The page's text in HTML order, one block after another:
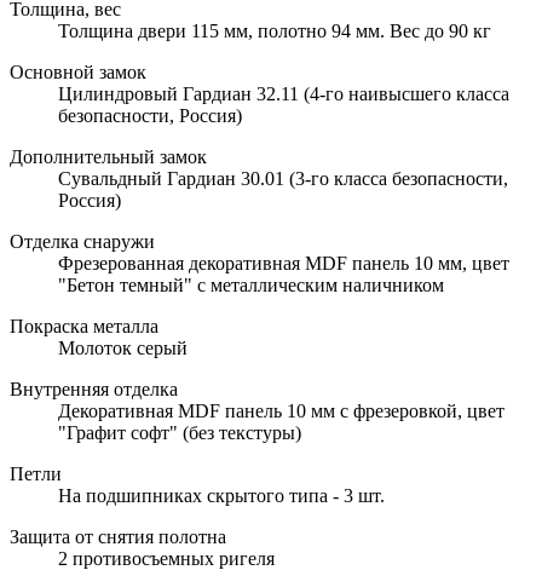
Толщина, вес
Толщина двери 115 мм, полотно 94 мм. Вес до 90 кг
Основной замок
Цилиндровый Гардиан 32.11 (4-го наивысшего класса
безопасности, Россия)
Дополнительный замок
Сувальдный Гардиан 30.01 (3-го класса безопасности,
Россия)
Отделка снаружи
Фрезерованная декоративная MDF панель 10 мм, цвет
"Бетон темный" с металлическим наличником
Покраска металла
Молоток серый
Внутренняя отделка
Декоративная MDF панель 10 мм с фрезеровкой, цвет
"Графит софт" (без текстуры)
Петли
На подшипниках скрытого типа - 3 шт.
Защита от снятия полотна
2 противосъемных ригеля